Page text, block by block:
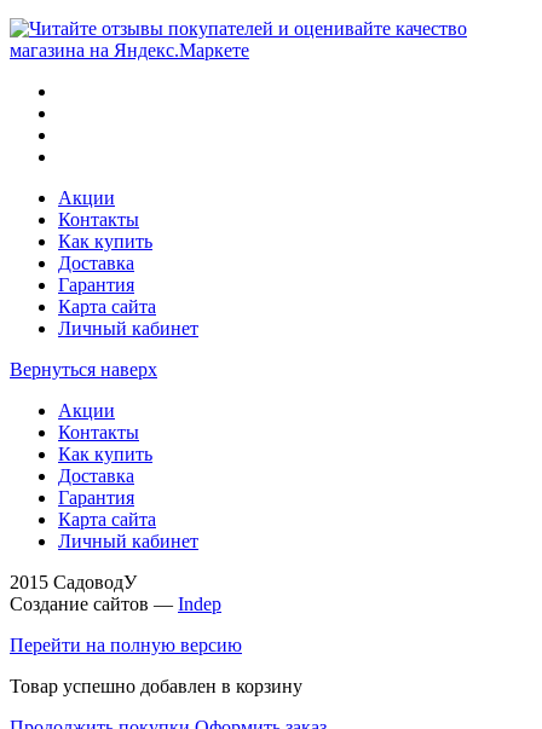
Акции
Контакты
Как купить
Доставка
Гарантия
Карта сайта
Личный кабинет
Вернуться наверх
Акции
Контакты
Как купить
Доставка
Гарантия
Карта сайта
Личный кабинет
2015 СадоводУ
Создание сайтов — Indep
Перейти на полную версию
Товар успешно добавлен в корзину